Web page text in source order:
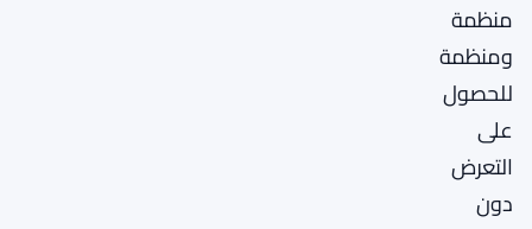
منظمة
ومنظمة
للحصول
على
التعرض
دون